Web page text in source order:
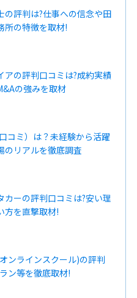
の評判は?仕事への信念や田
所の特徴を取材!
アの評判口コミは?成約実績
の強みを取材
コミ）は？未経験から活躍
のリアルを徹底調査
カーの評判口コミは?安い理
方を直撃取材!
ンラインスクール)の評判
ン等を徹底取材!